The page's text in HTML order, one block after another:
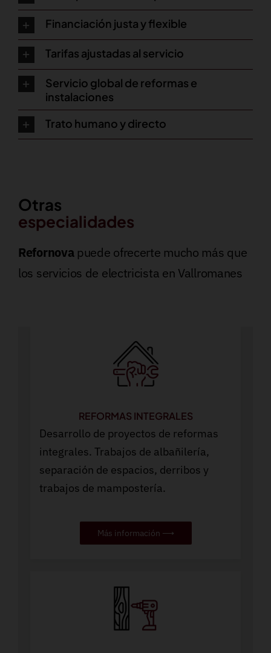
Financiación justa y flexible
Tarifas ajustadas al servicio
Servicio global de reformas e
instalaciones
Trato humano y directo
Otras
especialidades
Refornovapuede ofrecerte mucho más que
los servicios de electricista en Vallromanes
REFORMAS INTEGRALES
Desarrollo de proyectos de reformas
integrales. Trabajos de albañilería,
separación de espacios, derribos y
trabajos de mampostería.
Más información ⟶